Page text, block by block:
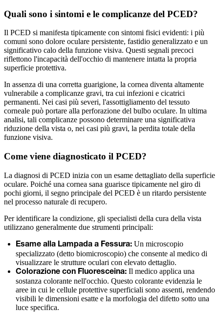
Quali sono i sintomi e le complicanze del PCED?
Il PCED si manifesta tipicamente con sintomi fisici evidenti: i più
comuni sono dolore oculare persistente, fastidio generalizzato e un
significativo calo della funzione visiva. Questi segnali precoci
riflettono l'incapacità dell'occhio di mantenere intatta la propria
superficie protettiva.
In assenza di una corretta guarigione, la cornea diventa altamente
vulnerabile a complicanze gravi, tra cui infezioni e cicatrici
permanenti. Nei casi più severi, l'assottigliamento del tessuto
corneale può portare alla perforazione del bulbo oculare. In ultima
analisi, tali complicanze possono determinare una significativa
riduzione della vista o, nei casi più gravi, la perdita totale della
funzione visiva.
Come viene diagnosticato il PCED?
La diagnosi di PCED inizia con un esame dettagliato della superficie
oculare. Poiché una cornea sana guarisce tipicamente nel giro di
pochi giorni, il segno principale del PCED è un ritardo persistente
nel processo naturale di recupero.
Per identificare la condizione, gli specialisti della cura della vista
utilizzano generalmente due strumenti principali:
Esame alla Lampada a Fessura: Un microscopio
specializzato (detto biomicroscopio) che consente al medico di
visualizzare le strutture oculari con elevato dettaglio.
Colorazione con Fluoresceina: Il medico applica una
sostanza colorante nell'occhio. Questo colorante evidenzia le
aree in cui le cellule protettive superficiali sono assenti, rendendo
visibili le dimensioni esatte e la morfologia del difetto sotto una
luce specifica.